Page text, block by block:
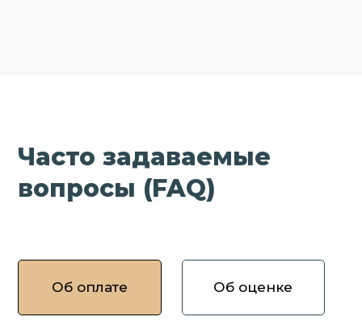
Часто задаваемые
вопросы (FAQ)
Об оплате Об оценке